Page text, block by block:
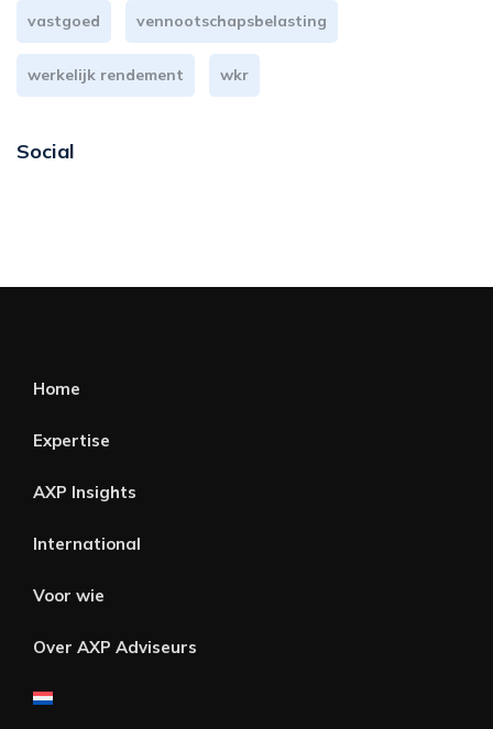
vastgoed vennootschapsbelasting
werkelijk rendement wkr
Social
Home
Expertise
AXP Insights
International
Voor wie
Over AXP Adviseurs